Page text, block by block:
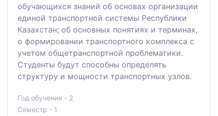
обучающихся знаний об основах организации
единой транспортной системы Республики
Казахстан; об основных понятиях и терминах,
о формировании транспортного комплекса с
учетом общетранспортной проблематики.
Студенты будут способны определять
структуру и мощности транспортных узлов.
Год обучения - 2
Семестр - 1